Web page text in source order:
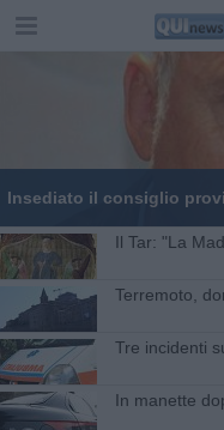
Insediato il consiglio
Il Tar: "La
Terremoto,
Tre incidenti
In manette